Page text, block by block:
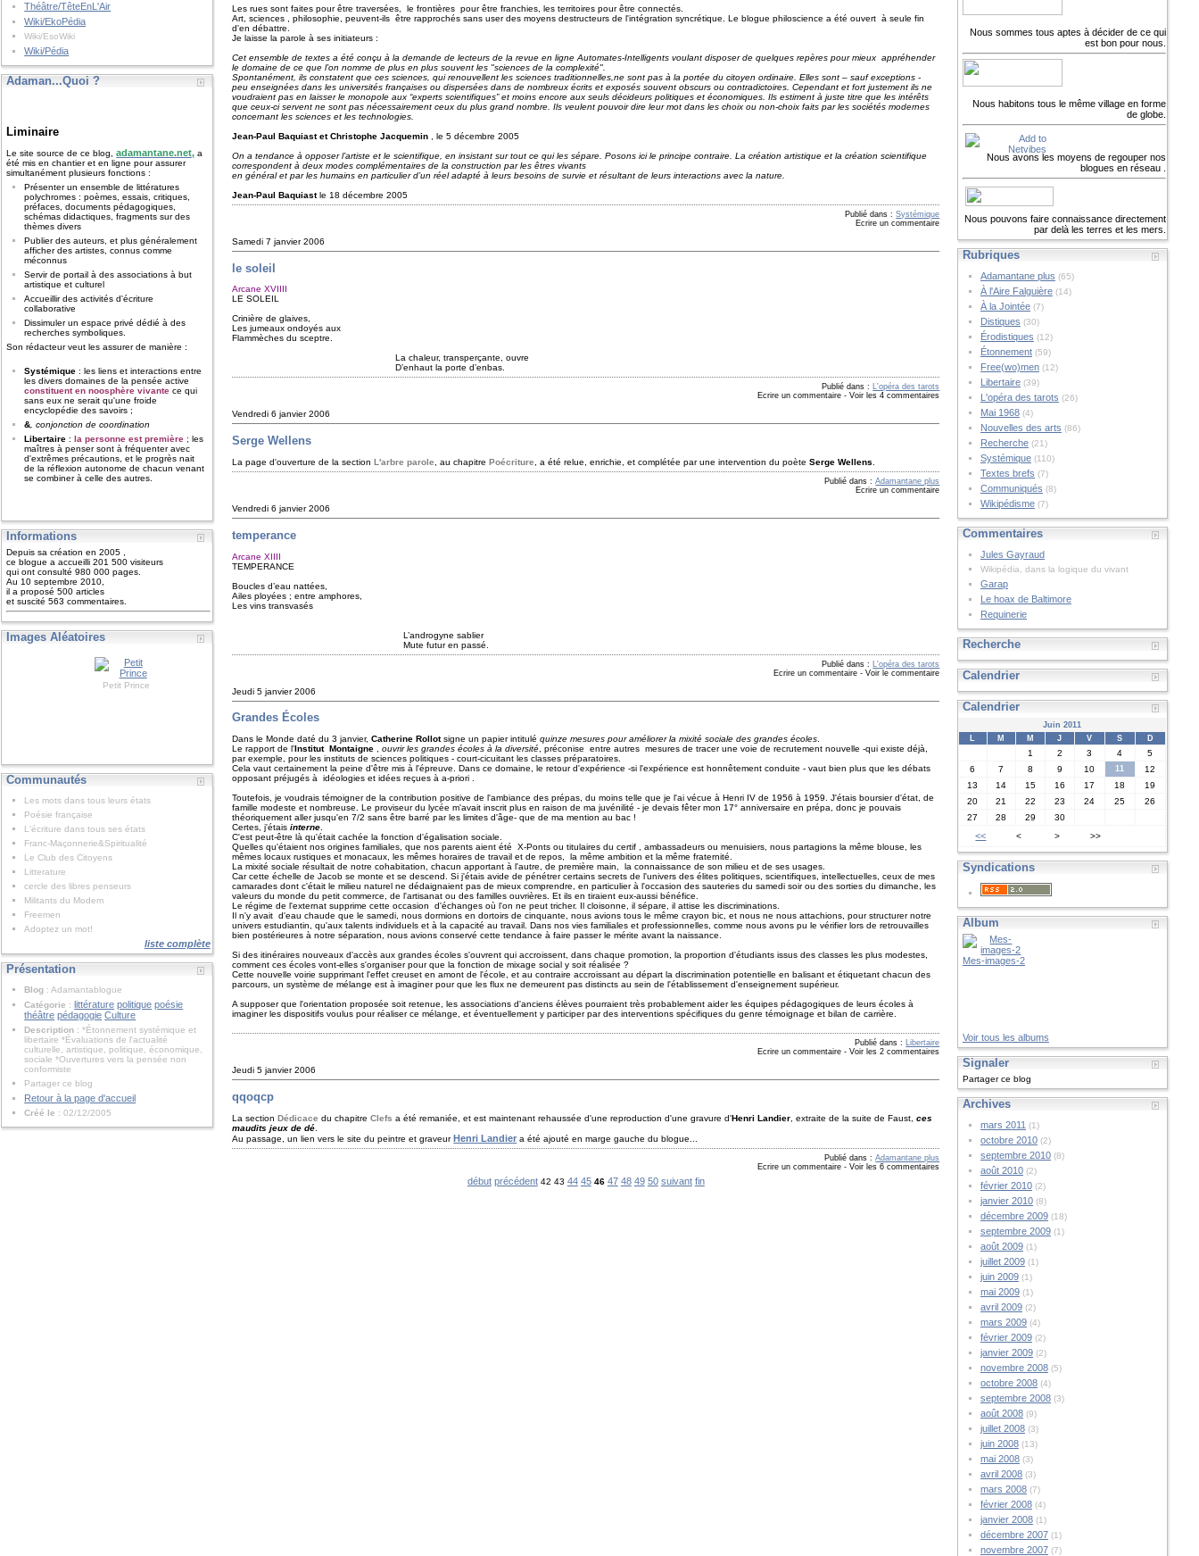
Théâtre/TêteEnL'Air
Wiki/EkoPédia
Wiki/EsoWiki
Wiki/Pédia
Adaman...Quoi ?
Liminaire
Le site source de ce blog,adamantane.net, a
été mis en chantier et en ligne pour assurer
simultanément plusieurs fonctions :
Présenter un ensemble de littératures
polychromes : poèmes, essais, critiques,
préfaces, documents pédagogiques,
schémas didactiques, fragments sur des
thèmes divers
Publier des auteurs, et plus généralement
afficher des artistes, connus comme
méconnus
Servir de portail à des associations à but
artistique et culturel
Accueillir des activités d'écriture
collaborative
Dissimuler un espace privé dédié à des
recherches symboliques.
Son rédacteur veut les assurer de manière :
Systémique : les liens et interactions entre
les divers domaines de la pensée active
constituent en noosphère vivante ce qui
sans eux ne serait qu'une froide
encyclopédie des savoirs ;
&, conjonction de coordination
Libertaire :la personne est première ; les
maîtres à penser sont à fréquenter avec
d'extrêmes précautions, et le progrès nait
de la réflexion autonome de chacun venant
se combiner à celle des autres.
Informations
Depuis sa création en 2005 ,
ce blogue a accueilli 201 500 visiteurs
qui ont consulté 980 000 pages.
Au 10 septembre 2010,
il a proposé 500 articles
et suscité 563 commentaires.
Images Aléatoires
Petit Prince
Communautés
Les mots dans tous leurs états
Poésie française
L'écriture dans tous ses états
Franc-Maçonnerie&Spiritualité
Le Club des Citoyens
Litterature
cercle des libres penseurs
Militants du Modem
Freemen
Adoptez un mot!
liste complète
Présentation
Blog : Adamantablogue
Catégorie : littérature politique poésie
théâtre pédagogie Culture
Description : *Étonnement systémique et
libertaire *Évaluations de l'actualité
culturelle, artistique, politique, économique,
sociale *Ouvertures vers la pensée non
conformiste
Partager ce blog
Retour à la page d'accueil
Créé le : 02/12/2005
Les rues sont faites pour être traversées, le frontières pour être franchies, les territoires pour être connectés.
Art, sciences , philosophie, peuvent-ils être rapprochés sans user des moyens destructeurs de l'intégration syncrétique. Le bloguephiloscience a été ouvert à seule fin
d'en débattre.
Je laisse la parole à ses initiateurs :
Cet ensemble de textes a été conçu à la demande de lecteurs de la revue en ligne Automates-Intelligents voulant disposer de quelques repères pour mieux appréhender
le domaine de ce que l’on nomme de plus en plus souvent les "sciences de la complexité".
Spontanément, ils constatent que ces sciences, qui renouvellent les sciences traditionnelles,ne sont pas à la portée du citoyen ordinaire. Elles sont – sauf exceptions -
peu enseignées dans les universités françaises ou dispersées dans de nombreux écrits et exposés souvent obscurs ou contradictoires. Cependant et fort justement ils ne
voudraient pas en laisser le monopole aux “experts scientifiques” et moins encore aux seuls décideurs politiques et économiques. Ils estiment à juste titre que les intérêts
que ceux-ci servent ne sont pas nécessairement ceux du plus grand nombre. Ils veulent pouvoir dire leur mot dans les choix ou non-choix faits par les sociétés modernes
concernant les sciences et les technologies.
Jean-Paul Baquiast et Christophe Jacquemin , le 5 décembre 2005
On a tendance à opposer l’artiste et le scientifique, en insistant sur tout ce qui les sépare. Posons ici le principe contraire. La création artistique et la création scientifique
correspondent à deux modes complémentaires de la construction par les êtres vivants
en général et par les humains en particulier d’un réel adapté à leurs besoins de survie et résultant de leurs interactions avec la nature.
Jean-Paul Baquiastle 18 décembre 2005
Publié dans :Systémique
Ecrire un commentaire
Samedi 7 janvier 2006
le soleil
Arcane XVIIII
LE SOLEIL
Crinière de glaives,
Les jumeaux ondoyés aux
Flammèches du sceptre.
La chaleur, transperçante, ouvre
D’enhaut la porte d’enbas.
Publié dans : L'opéra des tarots
Ecrire un commentaire - Voir les 4 commentaires
Vendredi 6 janvier 2006
Serge Wellens
La page d'ouverture de la sectionL'arbre parole , au chapitrePoécriture , a été relue, enrichie, et complétée par une intervention du poèteSerge Wellens
Publié dans :Adamantane plus
Ecrire un commentaire
Vendredi 6 janvier 2006
temperance
Arcane XIIII
TEMPERANCE
Boucles d’eau nattées,
Ailes ployées ; entre amphores,
Les vins transvasés
L’androgyne sablier
Mute futur en passé.
Publié dans :
L'opéra des tarots
Ecrire un commentaire - Voir le commentaire
Jeudi 5 janvier 2006
Grandes Écoles
Dans le Monde daté du 3 janvier,Catherine Rollotsigne un papier intituléquinze mesures pour améliorer la mixité sociale des grandes écoles
Le rapport de l'Institut Montaigne ,ouvrir les grandes écoles à la diversité , préconise entre autres mesures de tracer une voie de recrutement nouvelle -qui existe déjà,
par exemple, pour les instituts de sciences politiques - court-cicuitant les classes préparatoires.
Cela vaut certainement la peine d'être mis à l'épreuve. Dans ce domaine, le retour d'expérience -si l'expérience est honnêtement conduite - vaut bien plus que les débats
opposant préjugés à idéologies et idées reçues à a-priori .
Toutefois, je voudrais témoigner de la contribution positive de l'ambiance des prépas, du moins telle que je l'ai vécue à Henri IV de 1956 à 1959. J'étais boursier d'état, de
famille modeste et nombreuse. Le proviseur du lycée m'avait inscrit plus en raison de ma juvénilité - je devais fêter mon 17° anniversaire en prépa, donc je pouvais
théoriquement aller jusqu'en 7/2 sans être barré par les limites d'âge- que de ma mention au bac !
Certes, j'étaisinterne
C'est peut-être là qu'était cachée la fonction d'égalisation sociale.
Quelles qu'étaient nos origines familiales, que nos parents aient été X-Ponts ou titulaires du certif , ambassadeurs ou menuisiers, nous partagions la même blouse, les
mêmes locaux rustiques et monacaux, les mêmes horaires de travail et de repos, la même ambition et la même fraternité.
La mixité sociale résultait de notre cohabitation, chacun apportant à l'autre, de première main, la connaissance de son milieu et de ses usages.
Car cette échelle de Jacob se monte et se descend. Si j'étais avide de pénétrer certains secrets de l'univers des élites politiques, scientifiques, intellectuelles, ceux de mes
camarades dont c'était le milieu naturel ne dédaignaient pas de mieux comprendre, en particulier à l'occasion des sauteries du samedi soir ou des sorties du dimanche, les
valeurs du monde du petit commerce, de l'artisanat ou des familles ouvrières. Et ils en tiraient eux-aussi bénéfice.
Le régime de l'externat supprime cette occasion d'échanges où l'on ne peut tricher. Il cloisonne, il sépare, il attise les discriminations.
Il n'y avait d'eau chaude que le samedi, nous dormions en dortoirs de cinquante, nous avions tous le même crayon bic, et nous ne nous attachions, pour structurer notre
univers estudiantin, qu'aux talents individuels et à la capacité au travail. Dans nos vies familiales et professionnelles, comme nous avons pu le vérifier lors de retrouvailles
bien postérieures à notre séparation, nous avions conservé cette tendance à faire passer le mérite avant la naissance.
Si des itinéraires nouveaux d'accès aux grandes écoles s'ouvrent qui accroissent, dans chaque promotion, la proportion d'étudiants issus des classes les plus modestes,
comment ces écoles vont-elles s'organiser pour que la fonction de mixage social y soit réalisée ?
Cette nouvelle voirie supprimant l'effet creuset en amont de l'école, et au contraire accroissant au départ la discrimination potentielle en balisant et étiquetant chacun des
parcours, un système de mélange est à imaginer pour que les flux ne demeurent pas distincts au sein de l'établissement d'enseignement supérieur.
A supposer que l'orientation proposée soit retenue, les associations d'anciens élèves pourraient très probablement aider les équipes pédagogiques de leurs écoles à
imaginer les dispositifs voulus pour réaliser ce mélange, et éventuellement y participer par des interventions spécifiques du genre témoignage et bilan de carrière.
Publié dans : Libertaire
Ecrire un commentaire - Voir les 2 commentaires
Jeudi 5 janvier 2006
qqoqcp
La sectionDédicace du chapitreClefs a été remaniée, et est maintenant rehaussée d'une reproduction d'une gravure d'Henri Landier , extraite de la suite de Faust,ces
maudits jeux de dé
Au passage, un lien vers le site du peintre et graveur Henri Landier a été ajouté en marge gauche du blogue...
Publié dans :Adamantane plus
Ecrire un commentaire - Voir les 6 commentaires
début précédent42 43 44 45 46 47 48 49 50 suivant fin
Nous sommes tous aptes à décider de ce qui
est bon pour nous.
Nous habitons tous le même village en forme
de globe.
Nous avons les moyens de regouper nos
blogues en réseau .
Nous pouvons faire connaissance directement
par delà les terres et les mers.
Rubriques
Adamantane plus (65)
À l'Aire Falguière(14)
À la Jointée(7)
Distiques (30)
Érodistiques (12)
Étonnement(59)
Free(wo)men(12)
Libertaire(39)
L'opéra des tarots (26)
Mai 1968(4)
Nouvelles des arts (86)
Recherche(21)
Systémique(110)
Textes brefs (7)
Communiqués (8)
Wikipédisme(7)
Commentaires
Jules Gayraud
Wikipédia, dans la logique du vivant
Garap
Le hoax de Baltimore
Requinerie
Recherche
Calendrier
Calendrier
Juin 2011
L
M M J V S D
1 2 3 4
5
6
7 8 9 10 11
12
13
14 15 16 17 18
19
20
21 22 23 24 25
26
27
28 29 30
<< < > >>
Syndications
Album
Mes-images-2
Voir tous les albums
Signaler
Partager ce blog
Archives
mars 2011 (1)
octobre 2010(2)
septembre 2010(8)
août 2010(2)
février 2010(2)
janvier 2010(8)
décembre 2009(18)
septembre 2009(1)
août 2009(1)
juillet 2009(1)
juin 2009(1)
mai 2009(1)
avril 2009(2)
mars 2009(4)
février 2009(2)
janvier 2009(2)
novembre 2008(5)
octobre 2008(4)
septembre 2008(3)
août 2008(9)
juillet 2008(3)
juin 2008(13)
mai 2008(3)
avril 2008(3)
mars 2008(7)
février 2008(4)
janvier 2008(1)
décembre 2007(1)
novembre 2007(7)